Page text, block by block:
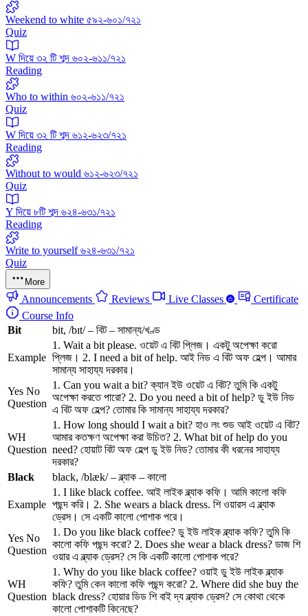
Weekend to white ৫৯২-৬০১/৭২১
Quiz
W দিয়ে ৩২ টি শব্দ ৬০২-৬১১/৭২১
Reading
Who to within ৬০২-৬১১/৭২১
Quiz
W দিয়ে ৩২ টি শব্দ ৬১২-৬২৩/৭২১
Reading
Without to would ৬১২-৬২৩/৭২১
Quiz
Y দিয়ে ৮টি শব্দ ৬২৪-৬৩১/৭২১
Reading
Write to yourself ৬২৪-৬৩১/৭২১
Quiz
More
Announcements Reviews Live Classes
Certificate
Course Info
Bit
bit, /bɪt/ – বিট – সামান্য/খণ্ড
Example
1. Wait a bit please. ওয়েট এ বিট প্লিজ। একটু অপেক্ষা করো
প্লিজ। 2. I need a bit of help. আই নিড এ বিট অফ হেল্প। আমার
সামান্য সাহায্য দরকার।
Yes No
Question
1. Can you wait a bit? ক্যান ইউ ওয়েট এ বিট? তুমি কি একটু
অপেক্ষা করতে পারো? 2. Do you need a bit of help? ডু ইউ নিড
এ বিট অফ হেল্প? তোমার কি সামান্য সাহায্য দরকার?
WH
Question
1. How long should I wait a bit? হাও লং শুড আই ওয়েট এ বিট?
আমার কতক্ষণ অপেক্ষা করা উচিত? 2. What bit of help do you
need? হোয়াট বিট অফ হেল্প ডু ইউ নিড? তোমার কী ধরনের সাহায্য
দরকার?
Black
black, /blæk/ – ব্ল্যাক – কালো
Example
1. I like black coffee. আই লাইক ব্ল্যাক কফি। আমি কালো কফি
পছন্দ করি। 2. She wears a black dress. শি ওয়ারস এ ব্ল্যাক
ড্রেস। সে একটি কালো পোশাক পরে।
Yes No
Question
1. Do you like black coffee? ডু ইউ লাইক ব্ল্যাক কফি? তুমি কি
কালো কফি পছন্দ করো? 2. Does she wear a black dress? ডাজ শি
ওয়ার এ ব্ল্যাক ড্রেস? সে কি একটি কালো পোশাক পরে?
WH
Question
1. Why do you like black coffee? ওয়াই ডু ইউ লাইক ব্ল্যাক
কফি? তুমি কেন কালো কফি পছন্দ করো? 2. Where did she buy the
black dress? হোয়ার ডিড শি বাই দ্য ব্ল্যাক ড্রেস? সে কোথা থেকে
কালো পোশাকটি কিনেছে?